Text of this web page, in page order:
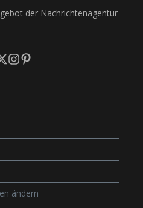
der Nachrichtenagentur
ändern